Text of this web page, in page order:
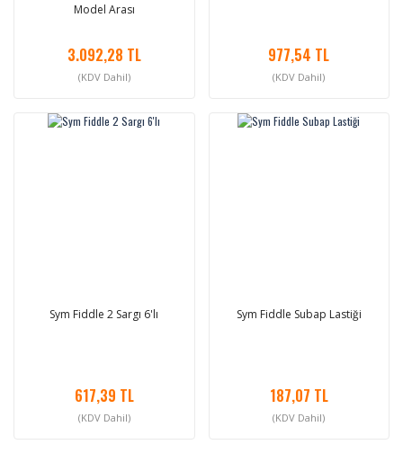
Model Arası
3.092,28 TL
(KDV Dahil)
977,54 TL
(KDV Dahil)
Sym Fiddle 2 Sargı 6'lı
617,39 TL
(KDV Dahil)
Sym Fiddle Subap Lastiği
187,07 TL
(KDV Dahil)